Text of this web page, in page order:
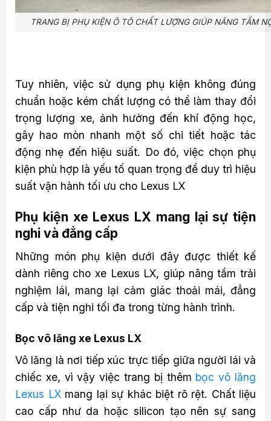
TRANG BỊ PHỤ KIỆN Ô TÔ CHẤT LƯỢNG GIÚP NÂNG TẦM
Tuy nhiên, việc sử dụng phụ kiện không đúng
chuẩn hoặc kém chất lượng có thể làm thay đổi
trọng lượng xe, ảnh hưởng đến khí động học,
gây hao mòn nhanh một số chi tiết hoặc tác
động nhẹ đến hiệu suất. Do đó, việc chọn phụ
kiện phù hợp là yếu tố quan trọng để duy trì hiệu
suất vận hành tối ưu cho Lexus LX
Phụ kiện xe Lexus LX mang lại sự tiện
nghi và đẳng cấp
Những món phụ kiện dưới đây được thiết kế
dành riêng cho xe Lexus LX, giúp nâng tầm trải
nghiệm lái, mang lại cảm giác thoải mái, đẳng
cấp và tiện nghi tối đa trong từng hành trình.
Bọc vô lăng xe Lexus LX
Vô lăng là nơi tiếp xúc trực tiếp giữa người lái và
chiếc xe, vì vậy việc trang bị thêm bọc vô lăng
Lexus LXmang lại sự khác biệt rõ rệt. Chất liệu
cao cấp như da hoặc silicon tạo nên sự sang